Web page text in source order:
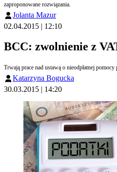
zaproponowane rozwiązania.
Jolanta Mazur
02.04.2015 | 12:10
BCC: zwolnienie z
Katarzyna Bogucka
30.03.2015 | 14:20